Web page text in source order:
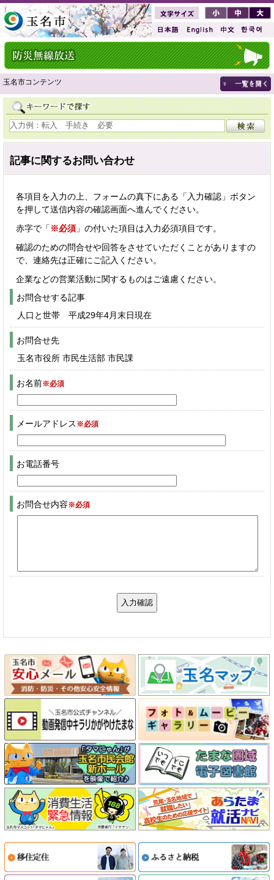
玉名市コンテンツ
記事に関するお問い合わせ
各項目を入力の上、フォームの真下にある「入力確認」ボタン
を押して送信内容の確認画面へ進んでください。
赤字で「 ※必須 」の付いた項目は入力必須項目です。
確認のための問合せや回答をさせていただくことがありますの
で、連絡先は正確にご記入ください。
企業などの営業活動に関するものはご遠慮ください。
お問合せする記事
人口と世帯 平成29年4月末日現在
お問合せ先
玉名市役所 市民生活部 市民課
お名前※必須
メールアドレス ※必須
お電話番号
お問合せ内容※必須